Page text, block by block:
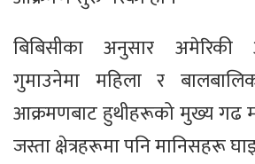
बिबिसीका अनुसार अमेरिकी
गुमाउनेमा महिला र
आक्रमणबाट हुथीहरूको मुख्य गढ
जस्ता क्षेत्रहरूमा पनि मानिसहरू